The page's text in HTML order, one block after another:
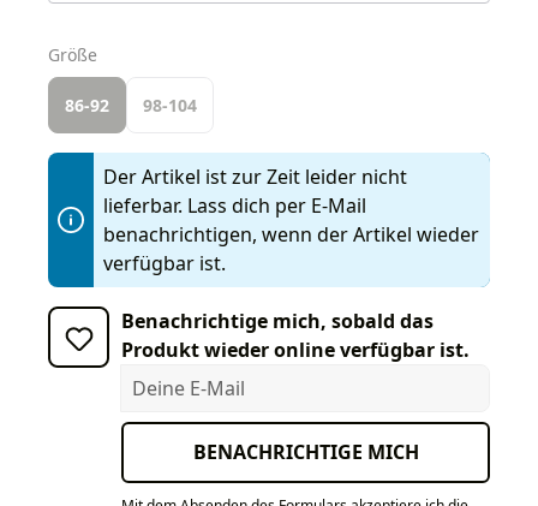
Größe
86-92 98-104
Der Artikel ist zur Zeit leider nicht
lieferbar. Lass dich per E-Mail
benachrichtigen, wenn der Artikel wieder
verfügbar ist.
Benachrichtige mich, sobald das
Produkt wieder online verfügbar ist.
Deine E-Mail
BENACHRICHTIGE MICH